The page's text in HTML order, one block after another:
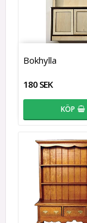
Bokhylla
180 SEK
KÖP